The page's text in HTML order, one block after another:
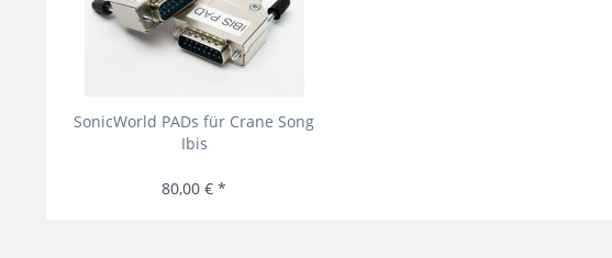
SonicWorld PADs für Crane Song
Ibis
80,00 € *